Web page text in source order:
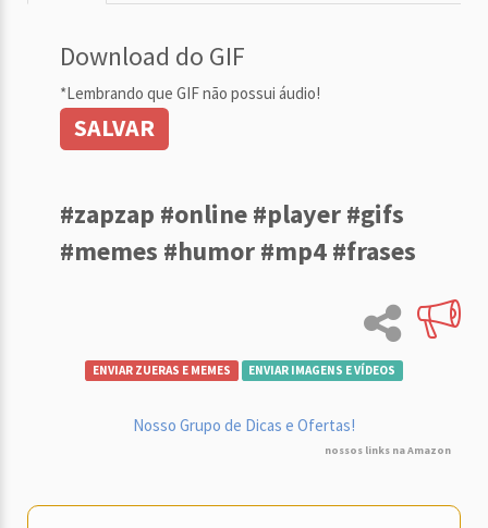
Download do GIF
*Lembrando que GIF não possui áudio!
SALVAR
#zapzap #online #player #gifs
#memes #humor #mp4 #frases
ENVIAR ZUERAS E MEMES ENVIAR IMAGENS E VÍDEOS
Nosso Grupo de Dicas e Ofertas!
nossos links na Amazon